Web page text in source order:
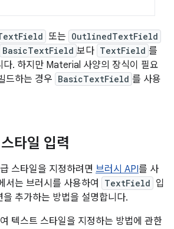
또는 OutlinedTextField
BasicTextField 보다 TextField 를
다. 하지만 Material 사양의 장식이 필요
드하는 경우 BasicTextField 를 사용
타일 입력
스타일을 지정하려면 브러시 API를 사
서는 브러시를 사용하여
TextField 입
추가하는 방법을 설명합니다.
텍스트 스타일을 지정하는 방법에 관한